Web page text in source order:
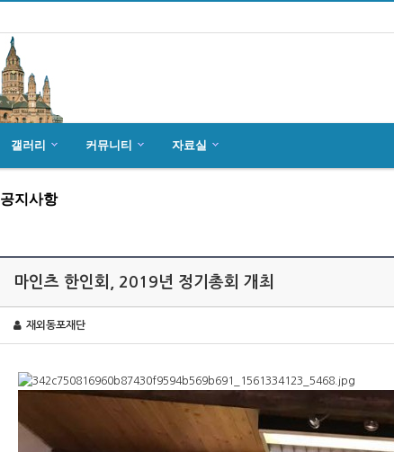
갤러리 커뮤니티 자료실
공지사항
마인츠 한인회, 2019년 정기총회 개최
재외동포재단
초대합니다 마인츠 한인회 문화 행사 2020…